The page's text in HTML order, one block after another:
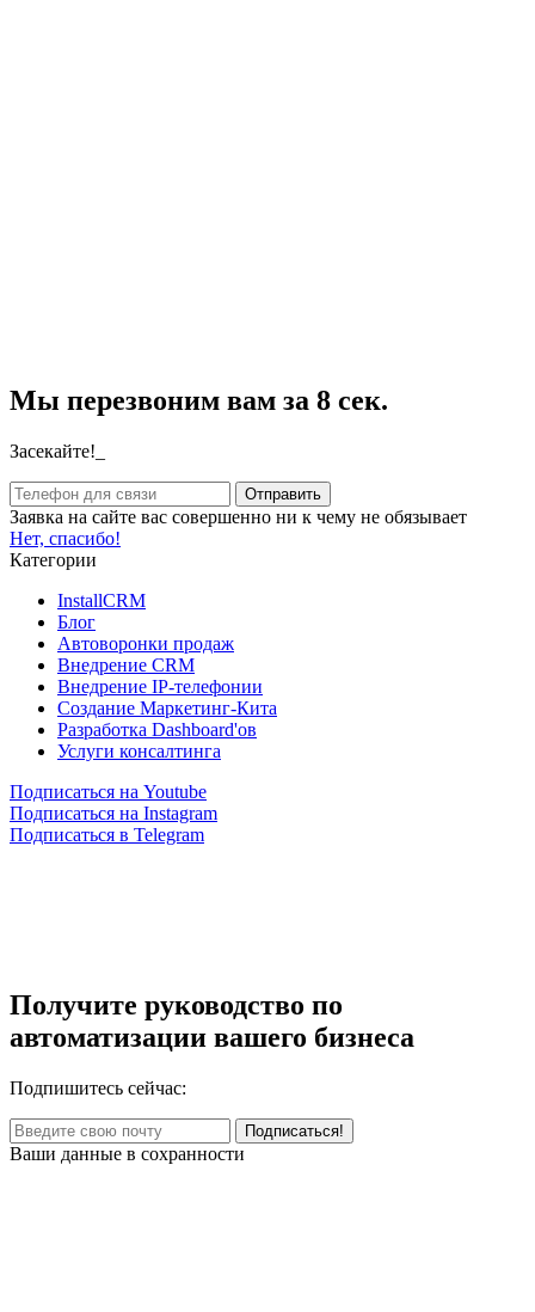
Мы перезвоним вам за 8 сек.
Засекайте!_
Заявка на сайте вас совершенно ни к чему не обязывает
Нет, спасибо!
Категории
InstallCRM
Блог
Автоворонки продаж
Внедрение CRM
Внедрение IP-телефонии
Создание Маркетинг-Кита
Разработка Dashboard'ов
Услуги консалтинга
Подписаться на Youtube
Подписаться на Instagram
Подписаться в Telegram
Получите руководство по
автоматизации вашего бизнеса
Подпишитесь сейчас:
Ваши данные в сохранности